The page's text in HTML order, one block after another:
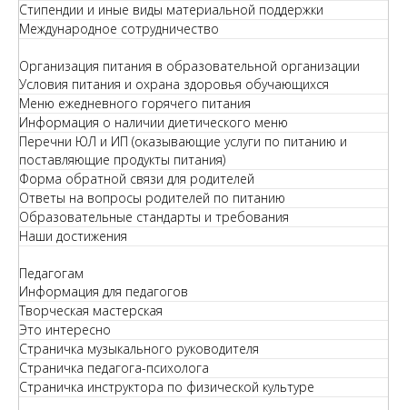
Стипендии и иные виды материальной поддержки
Международное сотрудничество
Организация питания в образовательной организации
Условия питания и охрана здоровья обучающихся
Меню ежедневного горячего питания
Информация о наличии диетического меню
Перечни ЮЛ и ИП (оказывающие услуги по питанию и
поставляющие продукты питания)
Форма обратной связи для родителей
Ответы на вопросы родителей по питанию
Образовательные стандарты и требования
Наши достижения
Педагогам
Информация для педагогов
Творческая мастерская
Это интересно
Страничка музыкального руководителя
Страничка педагога-психолога
Страничка инструктора по физической культуре